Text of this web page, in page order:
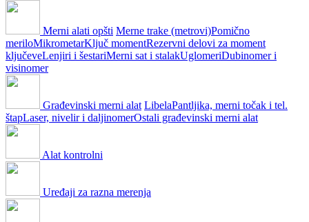
Merni alati opšti Merne trake (metrovi)Pomično
meriloMikrometarKljuč momentRezervni delovi za moment
ključeveLenjiri i šestariMerni sat i stalakUglomeriDubinomer i
visinomer
Građevinski merni alat LibelaPantljika, merni točak i tel.
štapLaser, nivelir i daljinomerOstali građevinski merni alat
Alat kontrolni
Uređaji za razna merenja